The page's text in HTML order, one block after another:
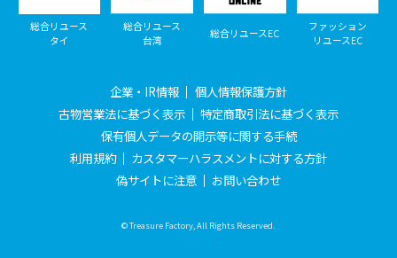
総合リユース
タイ
総合リユース
台湾
総合リユースEC
ファッション
リユースEC
企業・IR情報
個人情報保護方針
古物営業法に基づく表示
特定商取引法に基づく表示
保有個人データの開示等に関する手続
利用規約
カスタマーハラスメントに対する方針
偽サイトに注意
お問い合わせ
© Treasure Factory, All Rights Reserved.